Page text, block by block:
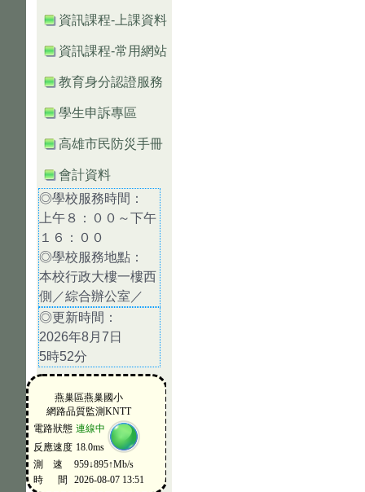
資訊課程-上課資料
資訊課程-常用網站
教育身分認證服務
學生申訴專區
高雄市民防災手冊
會計資料
◎學校服務時間：
上午８：００～下午
１６：００
◎學校服務地點：
本校行政大樓一樓西
側／綜合辦公室／
◎更新時間：
2026年8月7日
5時52分